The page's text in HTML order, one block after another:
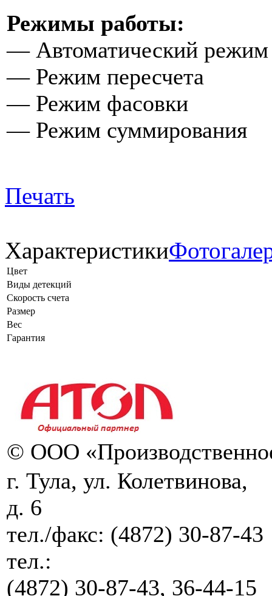
Режимы работы:
— Автоматический режим
— Режим пересчета
— Режим фасовки
— Режим суммирования
Печать
Характеристики
Цвет
Виды детекций
Скорость счета
Размер
Вес
Гарантия
© ООО
г. Тула, ул. Колетвинова,
д. 6
тел./факс: (4872) 30-87-43
тел.:
(4872) 30-87-43, 36-44-15